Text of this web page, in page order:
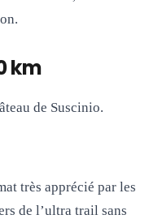
km
de Suscinio.
très apprécié par les
de l’ultra trail sans